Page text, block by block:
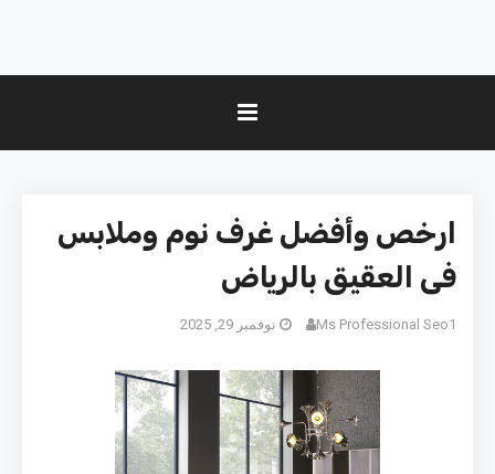
ارخص وأفضل غرف نوم وملابس
فى العقيق بالرياض
Ms Professional Seo1 نوفمبر 29, 2025